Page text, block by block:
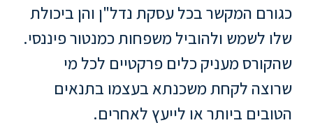
לימודי
והמשך
מתעניינים
כגורם המקשר בכל עסקת נדל"ן והן ביכולת
שלו לשמש ולהוביל משפחות כמנטור פיננסי.
שהקורס מעניק כלים פרקטיים לכל מי
שרוצה לקחת משכנתא בעצמו בתנאים
הטובים ביותר או לייעץ לאחרים.